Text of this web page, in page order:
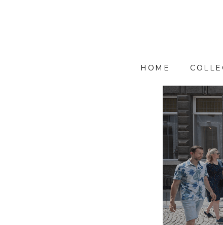
HOME